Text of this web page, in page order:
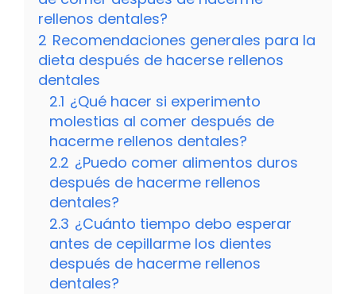
rellenos dentales?
2 Recomendaciones generales para la
dieta después de hacerse rellenos
dentales
2.1 ¿Qué hacer si experimento
molestias al comer después de
hacerme rellenos dentales?
2.2 ¿Puedo comer alimentos duros
después de hacerme rellenos
dentales?
2.3 ¿Cuánto tiempo debo esperar
antes de cepillarme los dientes
después de hacerme rellenos
dentales?